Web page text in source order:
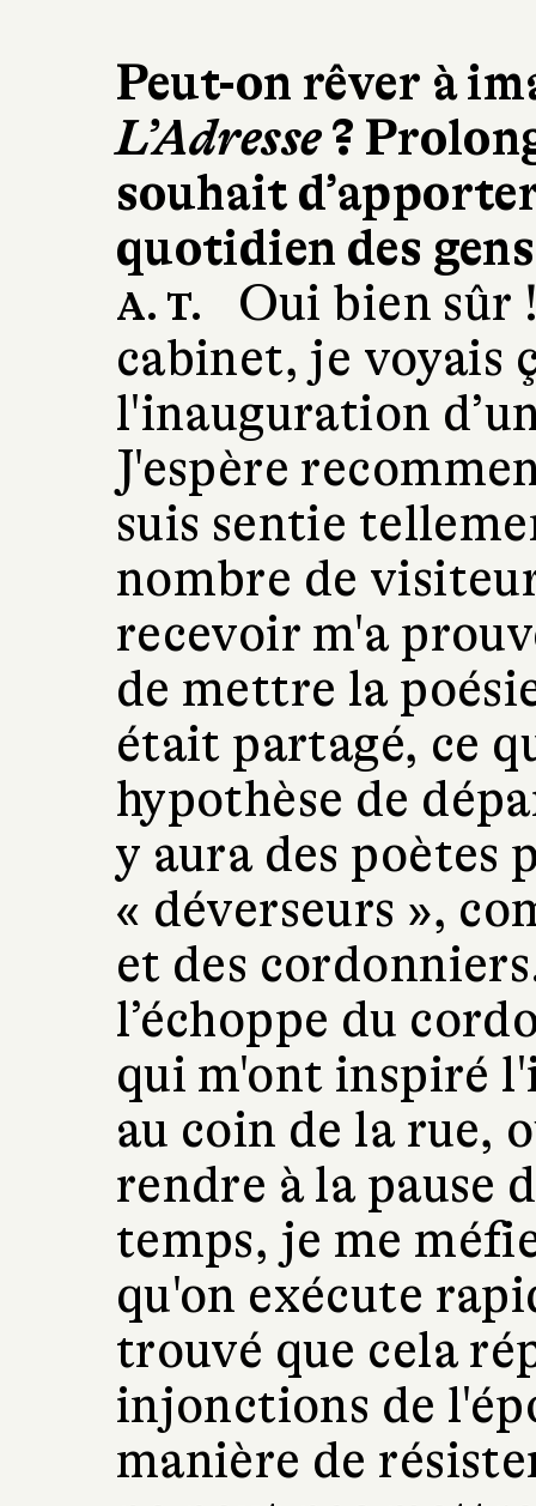
Peut-on rêver à
L’Adresse?
souhait
quotidien des
A. T.
Oui bien sûr
cabinet, je voyais
l'inauguration
J'espère
suis sentie
nombre de
recevoir m'a
de mettre la
était partagé, ce
hypothèse de
y aura des poètes
« déverseurs »,
et des
l’échoppe du
qui m'ont inspiré
au coin de la rue,
rendre à la pause
temps, je me
qu'on exécute
trouvé que cela
injonctions de
manière de